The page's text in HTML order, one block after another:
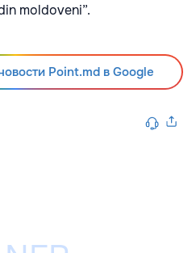
moldoveni”.
Point.md в Google